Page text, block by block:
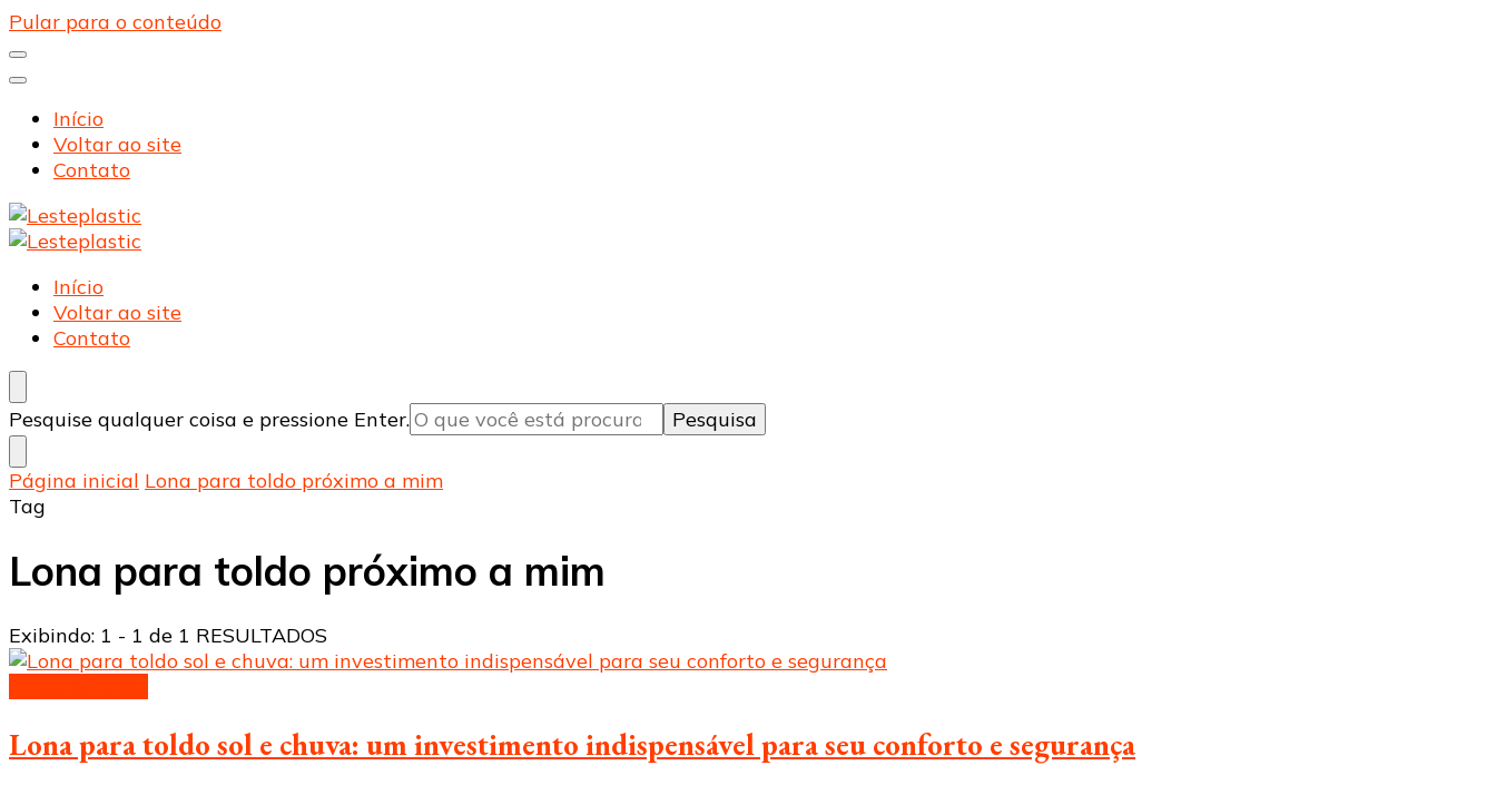
Pular para o conteúdo
Início
Voltar ao site
Contato
Lesteplastic
Blog – Lesteplastic
Lesteplastic
Blog – Lesteplastic
Início
Voltar ao site
Contato
Procurando
algo?
Pesquise qualquer coisa e pressione Enter.
Página inicial Lona para toldo próximo a mim
Tag
Lona para toldo próximo a mim
Exibindo: 1 - 1 de 1 RESULTADOS
Lona para toldo sol e chuva: um investimento indispensável para seu conforto e segurança